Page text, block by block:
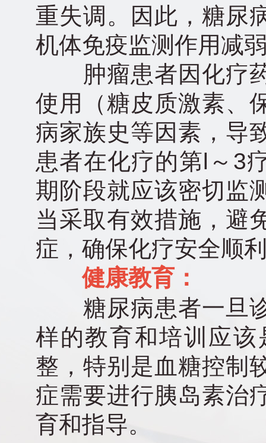
重失调。因此，糖尿
机体免疫监测作用减
肿瘤患者因化疗药
使用（糖皮质激素、
病家族史等因素，导
患者在化疗的第l～3
期阶段就应该密切监
当采取有效措施，避
症，确保化疗安全顺
健康教育：
糖尿病患者一旦诊
样的教育和培训应
整，特别是血糖控制
症需要进行胰岛素治
育和指导。